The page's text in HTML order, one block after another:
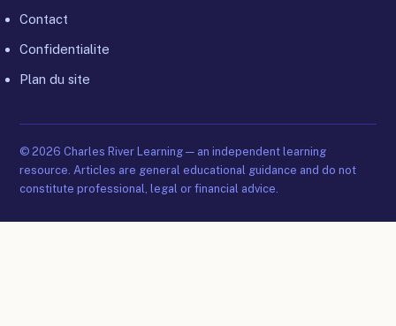
Contact
Confidentialite
Plan du site
© 2026 Charles River Learning — an independent learning
resource. Articles are general educational guidance and do not
constitute professional, legal or financial advice.